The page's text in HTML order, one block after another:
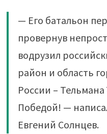
— Его батальон
провернув
водрузил
район и область
России –
Победой! —
Евгений Солнцев.